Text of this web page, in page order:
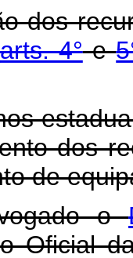
dos
arts. 4°e
dos
de
o
Oficial